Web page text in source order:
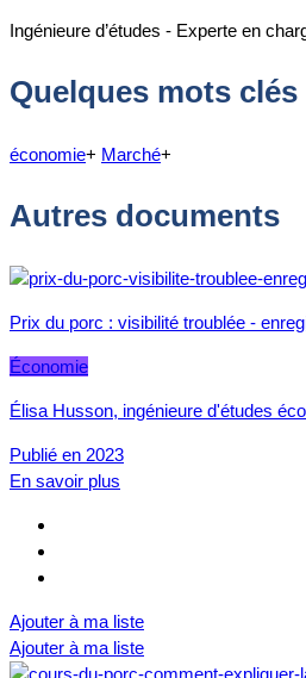
Ingénieure d’études - Experte en
Quelques mots clés
économie+ Marché+
Autres documents
Prix du porc : visibilité troublée -
Économie
Élisa Husson, ingénieure d'études
Publié en 2023
En savoir plus
Ajouter à ma liste
Ajouter à ma liste